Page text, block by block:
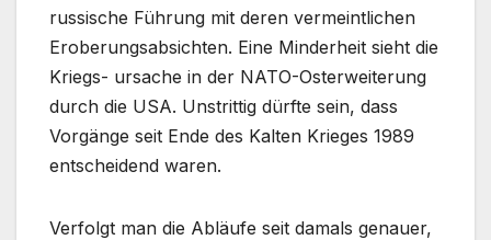
russische Führung mit deren vermeintlichen
Eroberungsabsichten. Eine Minderheit sieht die
Kriegs- ursache in der NATO-Osterweiterung
durch die USA. Unstrittig dürfte sein, dass
Vorgänge seit Ende des Kalten Krieges 1989
entscheidend waren.
Verfolgt man die Abläufe seit damals genauer,